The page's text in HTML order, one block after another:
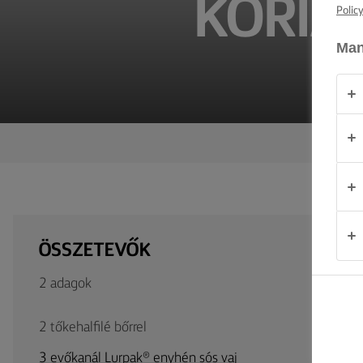
Magyarország
ÖSSZETEVŐK
2 adagok
2 tőkehalfilé bőrrel
3 evőkanál Lurpak® enyhén sós vaj
Policy